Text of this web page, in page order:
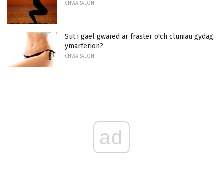
CHWARAEON
Sut i gael gwared ar fraster o'ch cluniau gydag
ymarferion?
CHWARAEON
ad